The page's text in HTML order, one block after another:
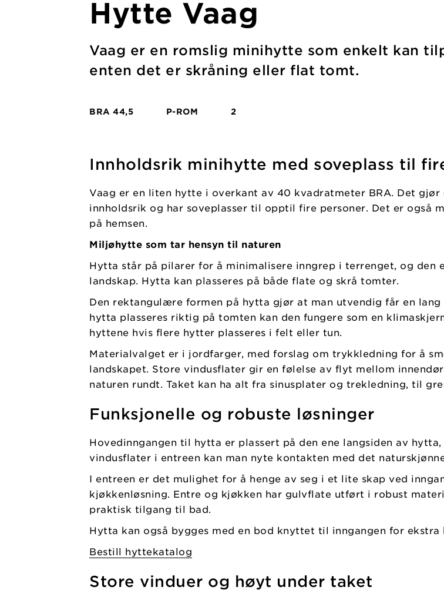
Hytte Vaag
Vaag er en romslig minihytte som enkelt kan
enten det er skråning eller flat tomt.
BRA 44,5 P-ROM 2
Innholdsrik minihytte med soveplass til
Vaag er en liten hytte i overkant av 40 kvadratmeter BRA. Det
innholdsrik og har soveplasser til opptil fire personer. Det er også
på hemsen.
Miljøhytte som tar hensyn til naturen
Hytta står på pilarer for å minimalisere inngrep i terrenget, og
landskap. Hytta kan plasseres på både flate og skrå tomter.
Den rektangulære formen på hytta gjør at man utvendig får en
hytta plasseres riktig på tomten kan den fungere som en
hyttene hvis flere hytter plasseres i felt eller tun.
Materialvalget er i jordfarger, med forslag om trykkledning for å
landskapet. Store vindusflater gir en følelse av flyt mellom
naturen rundt. Taket kan ha alt fra sinusplater og trekledning, til
Funksjonelle og robuste løsninger
Hovedinngangen til hytta er plassert på den ene langsiden av
vindusflater i entreen kan man nyte kontakten med det
I entreen er det mulighet for å henge av seg i et lite skap ved
kjøkkenløsning. Entre og kjøkken har gulvflate utført i robust
praktisk tilgang til bad.
Hytta kan også bygges med en bod knyttet til inngangen for ekstra
Bestill hyttekatalog
Store vinduer og høyt under taket